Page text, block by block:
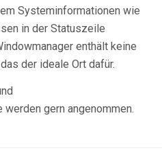
Systeminformationen wie
in der Statuszeile
enthält keine
der ideale Ort dafür.
gern angenommen.